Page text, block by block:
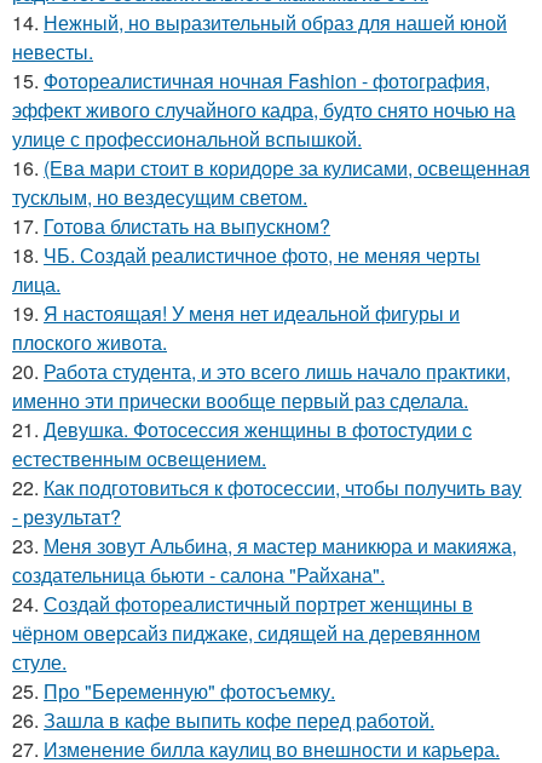
14. Нежный, но выразительный образ для нашей юной
невесты.
15. Фотореалистичная ночная Fashion - фотография,
эффект живого случайного кадра, будто снято ночью на
улице с профессиональной вспышкой.
16. (Ева мари стоит в коридоре за кулисами, освещенная
тусклым, но вездесущим светом.
17. Готова блистать на выпускном?
18. ЧБ. Создай реалистичное фото, не меняя черты
лица.
19. Я настоящая! У меня нет идеальной фигуры и
плоского живота.
20. Работа студента, и это всего лишь начало практики,
именно эти прически вообще первый раз сделала.
21. Девушка. Фотосессия женщины в фотостудии c
естественным освещением.
22. Как подготовиться к фотосессии, чтобы получить вау
- результат?
23. Меня зовут Альбина, я мастер маникюра и макияжа,
создательница бьюти - салона "Райхана".
24. Создай фотореалистичный портрет женщины в
чёрном оверсайз пиджаке, сидящей на деревянном
стуле.
25. Про "Беременную" фотосъемку.
26. Зашла в кафе выпить кофе перед работой.
27. Изменение билла каулиц во внешности и карьера.